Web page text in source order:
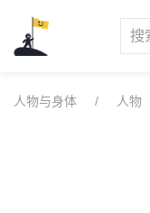
content
人物与身体 人物